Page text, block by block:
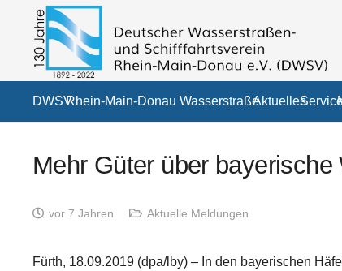
DWSVRhein-Main-Donau WasserstraßeAktuelles
Mehr Güter über
vor 7 Jahren Aktuelle Meldungen
Fürth, 18.09.2019 (dpa/lby) – In den bayerischen